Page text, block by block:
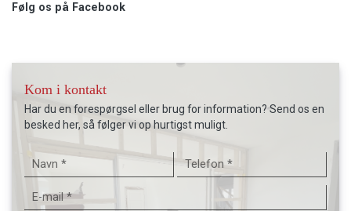
Følg os på Facebook
Kom i kontakt
Har du en forespørgsel eller brug for information? Send os en
besked her, så følger vi op hurtigst muligt.